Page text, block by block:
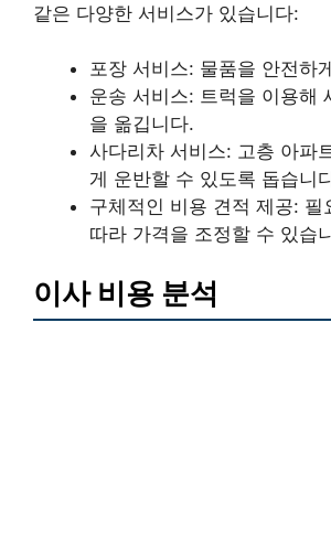
같은 다양한 서비스가 있습니다:
포장 서비스: 물품을 안전하
운송 서비스: 트럭을 이용해
을 옮깁니다.
사다리차 서비스: 고층 아파
게 운반할 수 있도록 돕습니
구체적인 비용 견적 제공: 필
따라 가격을 조정할 수 있습
이사 비용 분석